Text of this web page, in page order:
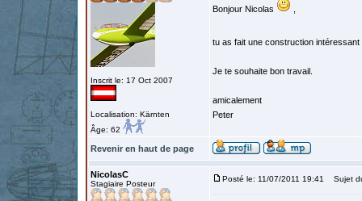
Inscrit le: 17 Oct 2007
Localisation: Kärnten
Âge: 62
Bonjour Nicolas
tu as fait une construction
Je te souhaite bon travail.
amicalement
Peter
Revenir en haut de page
NicolasC
Stagiaire Posteur
Posté le: 11/07/2011 19:41 Sujet